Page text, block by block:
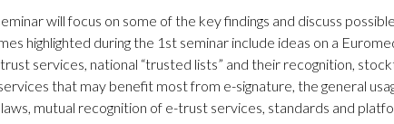
will focus on some of the key findings and discuss
highlighted during the 1st seminar include ideas on a
services, national “trusted lists” and their recognition,
that may benefit most from e-signature, the general
mutual recognition of e-trust services, standards and